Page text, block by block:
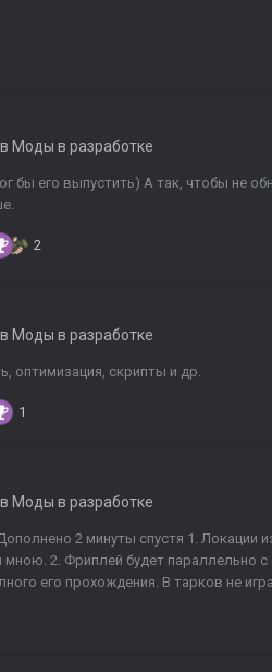
Моды в разработке
бы его выпустить) А так, чтобы не
2
Моды в разработке
оптимизация, скрипты и др.
1
Моды в разработке
2 минуты спустя 1. Локации
2. Фриплей будет параллельно
его прохождения. В тарков не